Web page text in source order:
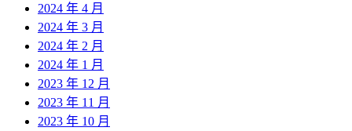
2024 年 4 月
2024 年 3 月
2024 年 2 月
2024 年 1 月
2023 年 12 月
2023 年 11 月
2023 年 10 月